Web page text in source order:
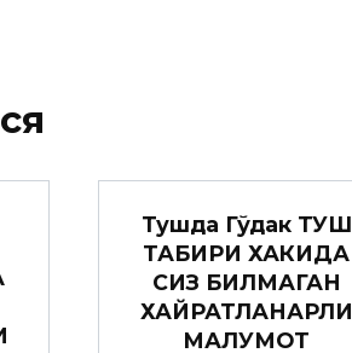
Тушда Гўдак ТУШ
ТАБИРИ ХАКИДА
СИЗ БИЛМАГАН
ХАЙРАТЛАНАРЛИ
МАЛУМОТ